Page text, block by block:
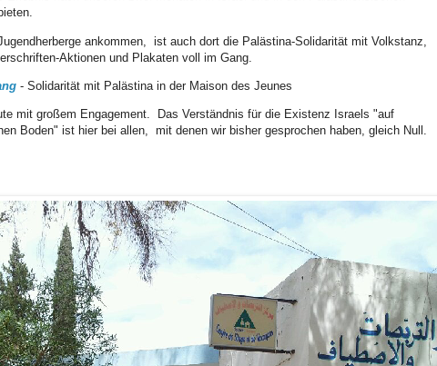
ankommen, ist auch dort die Palästina-Solidarität mit Volkstanz,
Aktionen und Plakaten voll im Gang.
- Solidarität mit Palästina in der Maison des Jeunes
mit großem Engagement. Das Verständnis für die Existenz Israels "auf
Boden" ist hier bei allen, mit denen wir bisher gesprochen haben, gleich Null.